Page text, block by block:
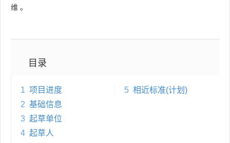
维 。
目录
1 项目进度
2 基础信息
3 起草单位
4 起草人
5 相近标准(计划)